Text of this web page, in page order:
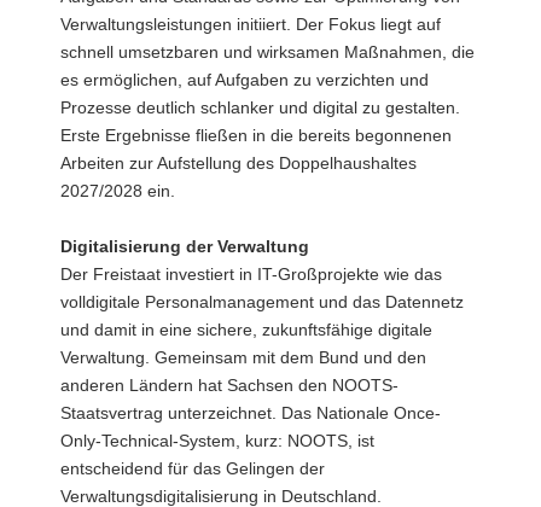
Verwaltungsleistungen initiiert. Der Fokus liegt auf
schnell umsetzbaren und wirksamen Maßnahmen, die
es ermöglichen, auf Aufgaben zu verzichten und
Prozesse deutlich schlanker und digital zu gestalten.
Erste Ergebnisse fließen in die bereits begonnenen
Arbeiten zur Aufstellung des Doppelhaushaltes
2027/2028 ein.
Digitalisierung der Verwaltung
Der Freistaat investiert in IT-Großprojekte wie das
volldigitale Personalmanagement und das Datennetz
und damit in eine sichere, zukunftsfähige digitale
Verwaltung. Gemeinsam mit dem Bund und den
anderen Ländern hat Sachsen den NOOTS-
Staatsvertrag unterzeichnet. Das Nationale Once-
Only-Technical-System, kurz: NOOTS, ist
entscheidend für das Gelingen der
Verwaltungsdigitalisierung in Deutschland.